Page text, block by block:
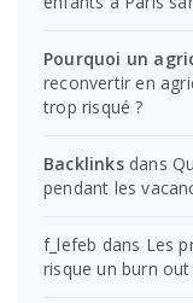
Pourquoi un
reconvertir en
trop risqué ?
Backlinksdans
pendant les
f_lefeb dans Les
risque un burn out